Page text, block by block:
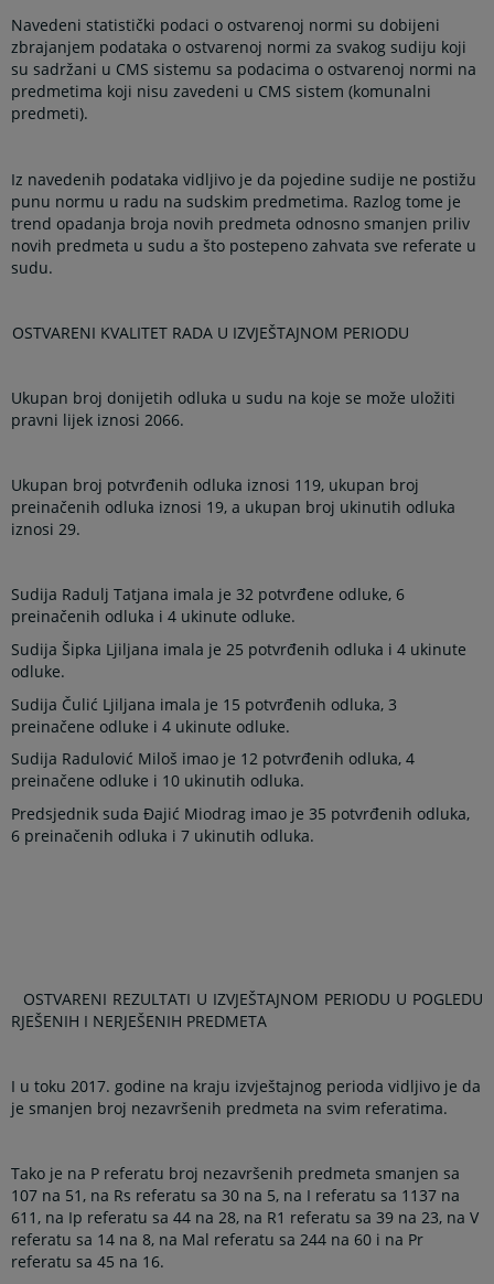
Navedeni statistički podaci o ostvarenoj normi su dobijeni
zbrajanjem podataka o ostvarenoj normi za svakog sudiju koji
su sadržani u CMS sistemu sa podacima o ostvarenoj normi na
predmetima koji nisu zavedeni u CMS sistem (komunalni
predmeti).
Iz navedenih podataka vidljivo je da pojedine sudije ne postižu
punu normu u radu na sudskim predmetima. Razlog tome je
trend opadanja broja novih predmeta odnosno smanjen priliv
novih predmeta u sudu a što postepeno zahvata sve referate u
sudu.
OSTVARENI KVALITET RADA U IZVJEŠTAJNOM PERIODU
Ukupan broj donijetih odluka u sudu na koje se može uložiti
pravni lijek iznosi 2066.
Ukupan broj potvrđenih odluka iznosi 119, ukupan broj
preinačenih odluka iznosi 19, a ukupan broj ukinutih odluka
iznosi 29.
Sudija Radulj Tatjana imala je 32 potvrđene odluke, 6
preinačenih odluka i 4 ukinute odluke.
Sudija Šipka Ljiljana imala je 25 potvrđenih odluka i 4 ukinute
odluke.
Sudija Čulić Ljiljana imala je 15 potvrđenih odluka, 3
preinačene odluke i 4 ukinute odluke.
Sudija Radulović Miloš imao je 12 potvrđenih odluka, 4
preinačene odluke i 10 ukinutih odluka.
Predsjednik suda Đajić Miodrag imao je 35 potvrđenih odluka,
6 preinačenih odluka i 7 ukinutih odluka.
OSTVARENI REZULTATI U IZVJEŠTAJNOM PERIODU U POGLEDU
RJEŠENIH I NERJEŠENIH PREDMETA
I u toku 2017. godine na kraju izvještajnog perioda vidljivo je da
je smanjen broj nezavršenih predmeta na svim referatima.
Tako je na P referatu broj nezavršenih predmeta smanjen sa
107 na 51, na Rs referatu sa 30 na 5, na I referatu sa 1137 na
611, na Ip referatu sa 44 na 28, na R1 referatu sa 39 na 23, na V
referatu sa 14 na 8, na Mal referatu sa 244 na 60 i na Pr
referatu sa 45 na 16.